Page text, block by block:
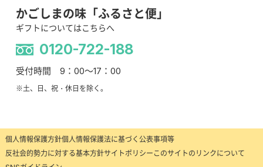
かごしまの味「ふるさと便」
ギフトについてはこちらへ
0120-722-188
受付時間 9：00～17：00
※土、日、祝・休日を除く。
個人情報保護方針個人情報保護法に基づく公表事項等
反社会的勢力に対する基本方針サイトポリシー このサイトのリンクについて